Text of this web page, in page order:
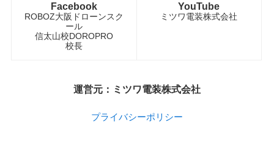
Facebook
ROBOZ大阪ドローンスク
ール
信太山校DOROPRO
校長
YouTube
ミツワ電装株式会社
運営元：ミツワ電装株式会社
プライバシーポリシー